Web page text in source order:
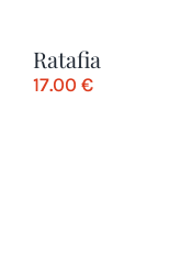
Ratafia
17.00 €